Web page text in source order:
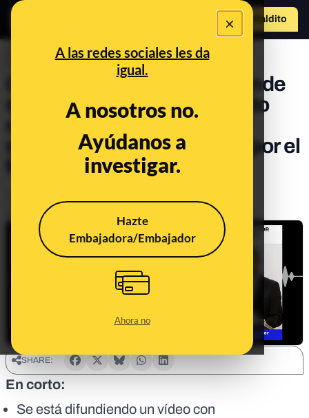
×
A las redes sociales les da
igual.
A nosotros no.
Ayúdanos a
investigar.
Hazte
Embajadora/Embajador
Ahora no
Hazte Maldito
Cuidado con este vídeo donde
se promociona un “producto
milagroso” para adelgazar
supuestamente aprobado por el
Ministerio de Sanidad
Publicado el
SHARE:
En corto:
Se está difundiendo un vídeo con